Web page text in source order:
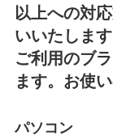
以上への対
いいたします
ご利用のブ
ます。お使
パソコン